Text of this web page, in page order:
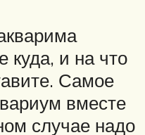
куда, и на что
Самое
вместе
случае надо